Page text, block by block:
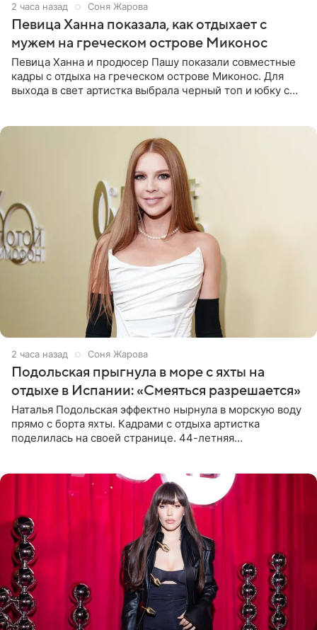
2 часа назад Соня Жарова
Певица Ханна показала, как отдыхает с
мужем на греческом острове Миконос
Певица Ханна и продюсер Пашу показали совместные
кадры с отдыха на греческом острове Миконос. Для
выхода в свет артистка выбрала черный топ и юбку с
2 часа назад Соня Жарова
Подольская прыгнула в море с яхты на
отдыхе в Испании: «Смеяться разрешается»
Наталья Подольская эффектно нырнула в морскую воду
прямо с борта яхты. Кадрами с отдыха артистка
поделилась на своей странице. 44-летняя